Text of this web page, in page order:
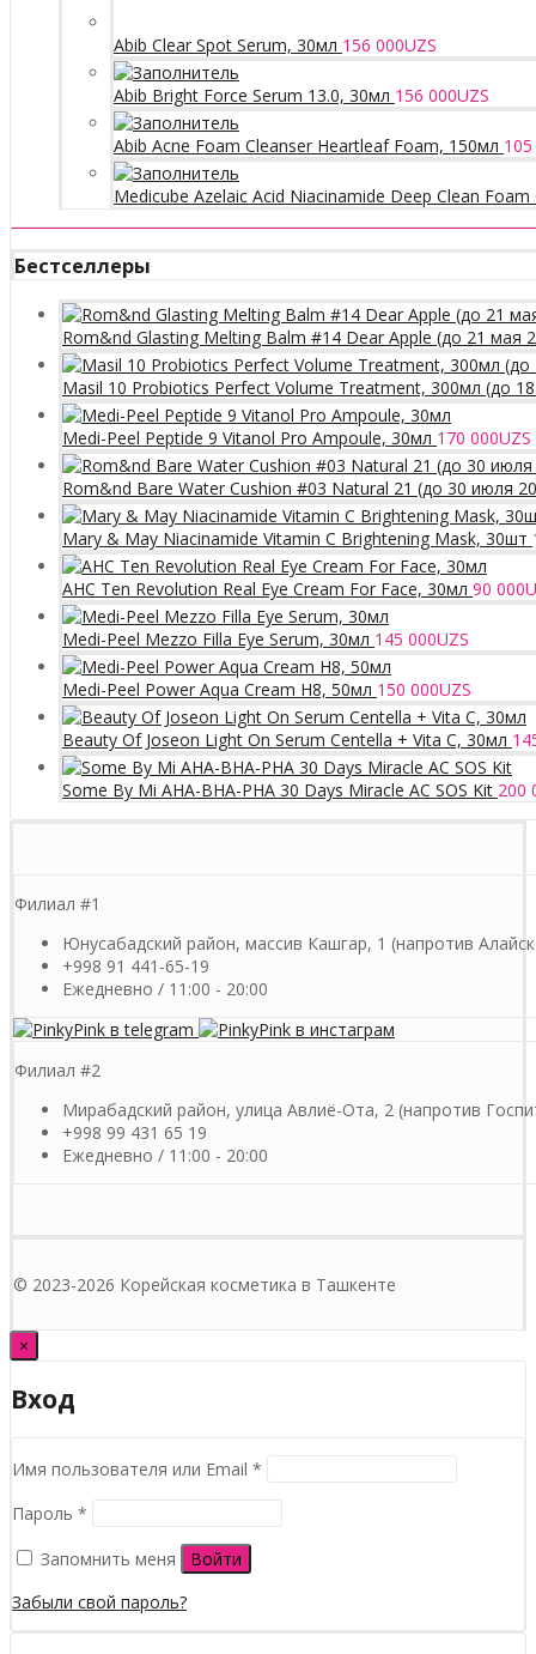
Abib Clear Spot Serum, 30мл 156 000UZS
Abib Bright Force Serum 13.0, 30мл 156 000UZS
Abib Acne Foam Cleanser Heartleaf Foam, 150мл
Medicube Azelaic Acid Niacinamide Deep Clean Foam
Бестселлеры
Rom&nd Glasting Melting Balm #14 Dear Apple (до 21 мая
Masil 10 Probiotics Perfect Volume Treatment, 300мл (до
Medi-Peel Peptide 9 Vitanol Pro Ampoule, 30мл 170 000UZS
Rom&nd Bare Water Cushion #03 Natural 21 (до 30 июля
Mary & May Niacinamide Vitamin C Brightening Mask, 30шт
AHC Ten Revolution Real Eye Cream For Face, 30мл 90 000
Medi-Peel Mezzo Filla Eye Serum, 30мл 145 000UZS
Medi-Peel Power Aqua Cream H8, 50мл 150 000UZS
Beauty Of Joseon Light On Serum Centella + Vita C, 30мл
Some By Mi AHA-BHA-PHA 30 Days Miracle AC SOS Kit 200
Филиал #1
Юнусабадский район, массив Кашгар, 1 (напротив
+998 91 441-65-19
Ежедневно / 11:00 - 20:00
Филиал #2
Мирабадский район, улица Авлиё-Ота, 2 (напротив
+998 99 431 65 19
Ежедневно / 11:00 - 20:00
© 2023-2026 Корейская косметика в Ташкенте
×
Вход
Имя пользователя или Email *
Пароль *
Запомнить меня
Войти
Забыли свой пароль?